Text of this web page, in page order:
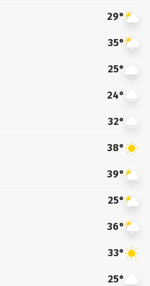
29°
35°
25°
24°
32°
38°
39°
25°
36°
33°
25°